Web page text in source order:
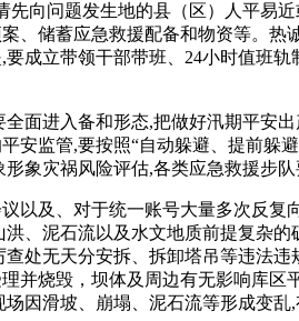
问题发生地的县（区）人平易
、储蓄应急救援配备和物资等。
成立带领干部带班、24小时值班
进入备和形态,把做好汛期平安
安监管,要按照“自动躲避、提前
象灾祸风险评估,各类应急救援步队
及、对于统一账号大量多次反复
、泥石流以及水文地质前提复杂
处无天分安拆、拆卸塔吊等违法
并烧毁，坝体及周边有无影响库
因滑坡、崩塌、泥石流等形成变